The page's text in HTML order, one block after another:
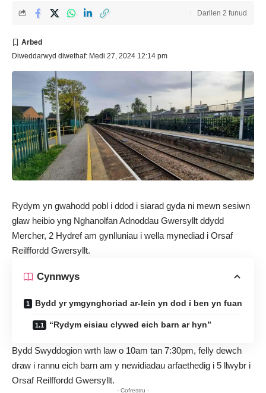
Diweddarwyd diwethaf: Medi 27, 2024 12:14 pm
Darllen 2 funud
Rydym yn gwahodd pobl i ddod i siarad gyda ni mewn sesiwn
glaw heibio yng Nghanolfan Adnoddau Gwersyllt ddydd
Mercher, 2 Hydref am gynlluniau i wella mynediad i Orsaf
Reilffordd Gwersyllt.
Cynnwys
Bydd yr ymgynghoriad ar-lein yn dod i ben yn fuan
“Rydym eisiau clywed eich barn ar hyn”
Bydd Swyddogion wrth law o 10am tan 7:30pm, felly dewch
draw i rannu eich barn am y newidiadau arfaethedig i 5 llwybr i
Orsaf Reilffordd Gwersyllt.
- Cofrestru -